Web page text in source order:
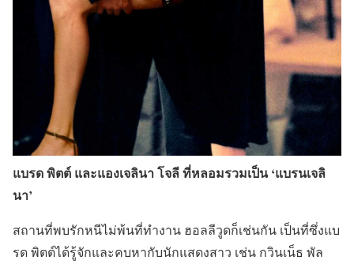
แบรด พิตต์ และแองเจลินา โจลี ที่หลอมรวมเป็น ‘แบรนเจลิ
นา’
สถานที่พบรักหนีไม่พ้นที่ทำงาน ฮอลลีวูดก็เช่นกัน เป็นที่ซึ่งแบ
รด พิตต์ได้รู้จักและคบหากับนักแสดงสาว เช่น กวินเน็ธ พัล